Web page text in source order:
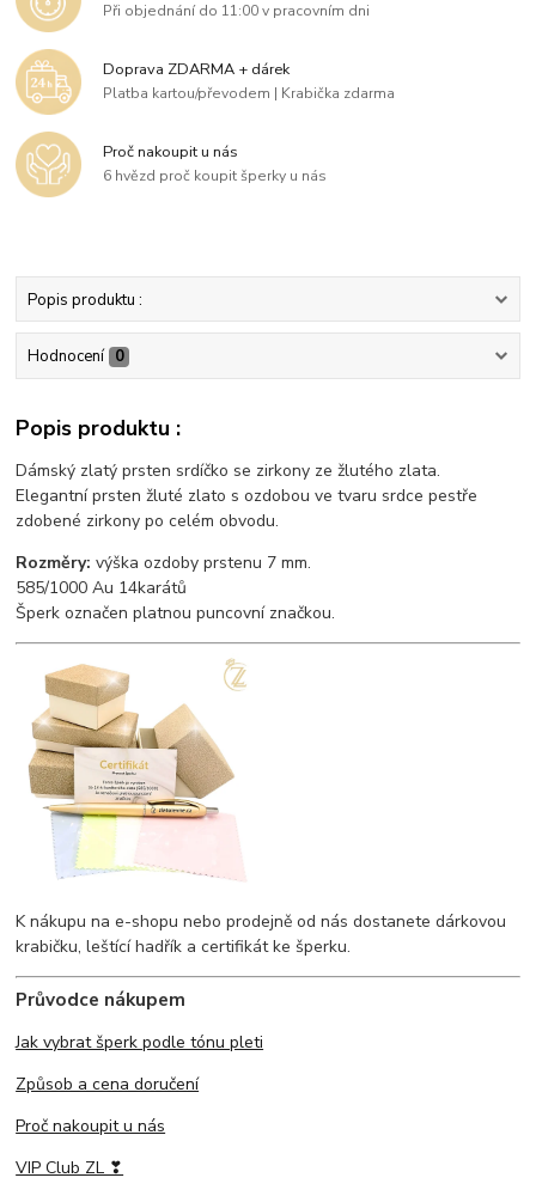
Při objednání do 11:00 v pracovním dni
Doprava ZDARMA + dárek
Platba kartou/převodem | Krabička zdarma
Proč nakoupit u nás
6 hvězd proč koupit šperky u nás
Popis produktu :
Hodnocení 0
Popis produktu :
Dámský zlatý prsten srdíčko se zirkony ze žlutého zlata.
Elegantní prsten žluté zlato s ozdobou ve tvaru srdce pestře
zdobené zirkony po celém obvodu.
Rozměry:výška ozdoby prstenu 7 mm.
585/1000 Au 14karátů
Šperk označen platnou puncovní značkou.
K nákupu na e-shopu nebo prodejně od nás dostanete dárkovou
krabičku, leštící hadřík a certifikát ke šperku.
Průvodce nákupem
Jak vybrat šperk podle tónu pleti
Způsob a cena doručení
Proč nakoupit u nás
VIP Club ZL ❣